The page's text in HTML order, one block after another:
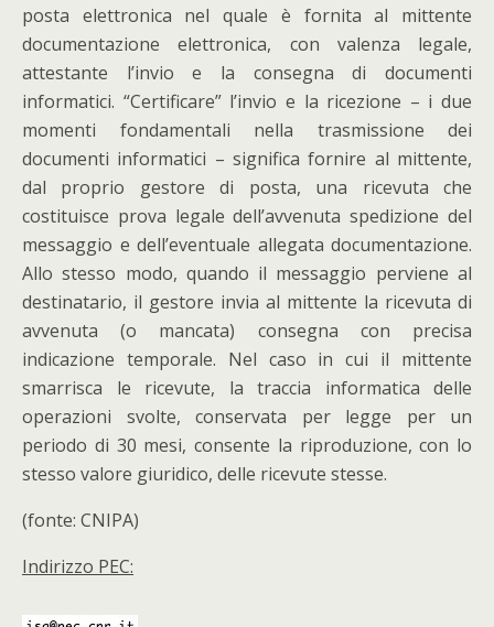
posta elettronica nel quale è fornita al mittente
documentazione elettronica, con valenza legale,
attestante l’invio e la consegna di documenti
informatici. “Certificare” l’invio e la ricezione – i due
momenti fondamentali nella trasmissione dei
documenti informatici – significa fornire al mittente,
dal proprio gestore di posta, una ricevuta che
costituisce prova legale dell’avvenuta spedizione del
messaggio e dell’eventuale allegata documentazione.
Allo stesso modo, quando il messaggio perviene al
destinatario, il gestore invia al mittente la ricevuta di
avvenuta (o mancata) consegna con precisa
indicazione temporale. Nel caso in cui il mittente
smarrisca le ricevute, la traccia informatica delle
operazioni svolte, conservata per legge per un
periodo di 30 mesi, consente la riproduzione, con lo
stesso valore giuridico, delle ricevute stesse.
(fonte: CNIPA)
Indirizzo PEC: